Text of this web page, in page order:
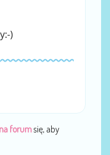
)
forumsię, aby